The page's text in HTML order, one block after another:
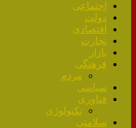
اجتماعی
دولت
اقتصادی
تجارت
بازار
فرهنگی
مردم
سیاسی
فناوری
تکنولوژی
سلامتی